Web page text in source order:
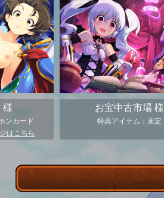
様
ンカード
はこちら
お宝中古市場 様
特典アイテム：未定